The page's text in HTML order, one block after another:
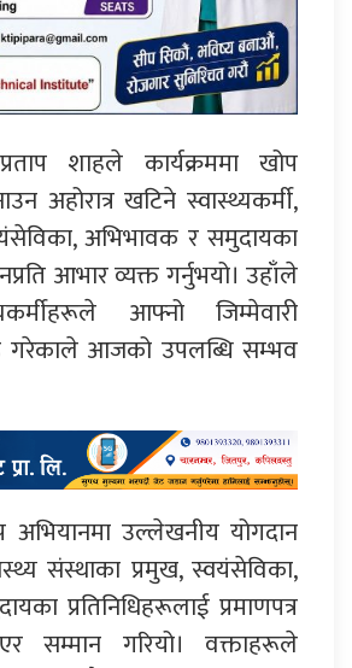
शाहले कार्यक्रममा खोप
अहोरात्र खटिने स्वास्थ्यकर्मी,
अभिभावक र समुदायका
आभार व्यक्त गर्नुभयो। उहाँले
आफ्नो जिम्मेवारी
गरेकाले आजको उपलब्धि सम्भव
उल्लेखनीय योगदान
संस्थाका प्रमुख, स्वयंसेविका,
प्रतिनिधिहरूलाई प्रमाणपत्र
सम्मान गरियो। वक्ताहरूले